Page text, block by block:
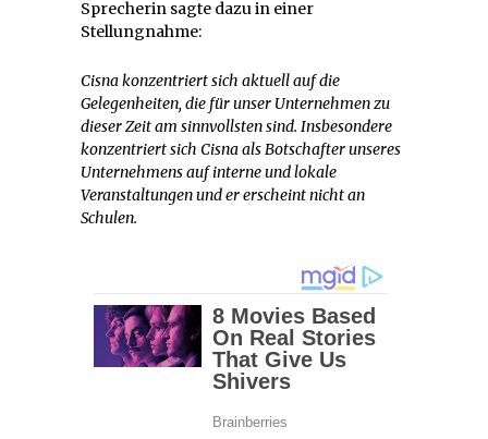
Sprecherin sagte dazu in einer
Stellungnahme:
Cisna konzentriert sich aktuell auf die
Gelegenheiten, die für unser Unternehmen zu
dieser Zeit am sinnvollsten sind. Insbesondere
konzentriert sich Cisna als Botschafter unseres
Unternehmens auf interne und lokale
Veranstaltungen und er erscheint nicht an
Schulen.